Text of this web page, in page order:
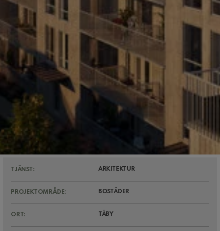
TJÄNST: ARKITEKTUR
PROJEKTOMRÅDE: BOSTÄDER
ORT: TÄBY